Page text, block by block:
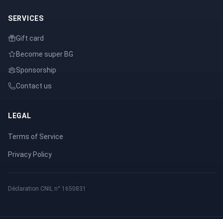
SERVICES
Gift card
Become super BG
Sponsorship
Contact us
LEGAL
Terms of Service
Privacy Policy
Déclaration CNIL n° 1650831